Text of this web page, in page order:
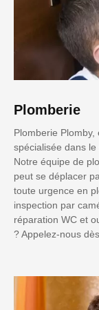
Plomberie
Plomberie
spécialisée dans le
Notre équipe de
peut se déplacer
toute urgence en
inspection par
réparation WC et
? Appelez-nous